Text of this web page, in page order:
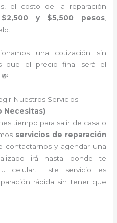
el costo de la reparación
$2,500 y $5,500 pesos,
una cotización sin
que el precio final será el
Nuestros Servicios
Necesitas)
tiempo para salir de casa o
servicios de reparación
contactarnos y agendar una
irá hasta donde te
celular. Este servicio es
rápida sin tener que